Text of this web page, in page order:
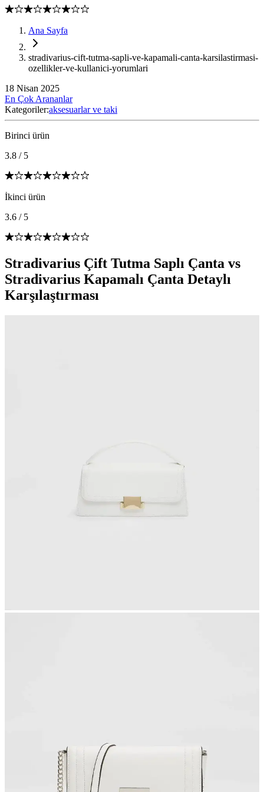
Ana Sayfa
stradivarius-cift-tutma-sapli-ve-kapamali-canta-karsilastirmasi-
ozellikler-ve-kullanici-yorumlari
18 Nisan 2025
En Çok Arananlar
Kategoriler:aksesuarlar ve taki
Birinci ürün
3.8 / 5
İkinci ürün
3.6 / 5
Stradivarius Çift Tutma Saplı Çanta vs
Stradivarius Kapamalı Çanta Detaylı
Karşılaştırması